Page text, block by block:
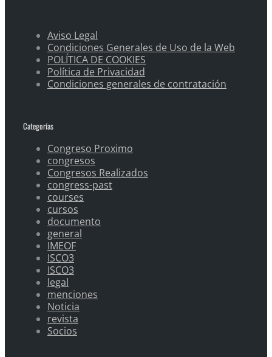
Aviso Legal
Condiciones Generales de Uso de la Web
POLÍTICA DE COOKIES
Política de Privacidad
Condiciones generales de contratación
Categorías
Congreso Proximo
congresos
Congresos Realizados
congress-past
courses
cursos
documento
general
IMEOF
ISCO3
ISCO3
legal
menciones
Noticia
revista
Socios